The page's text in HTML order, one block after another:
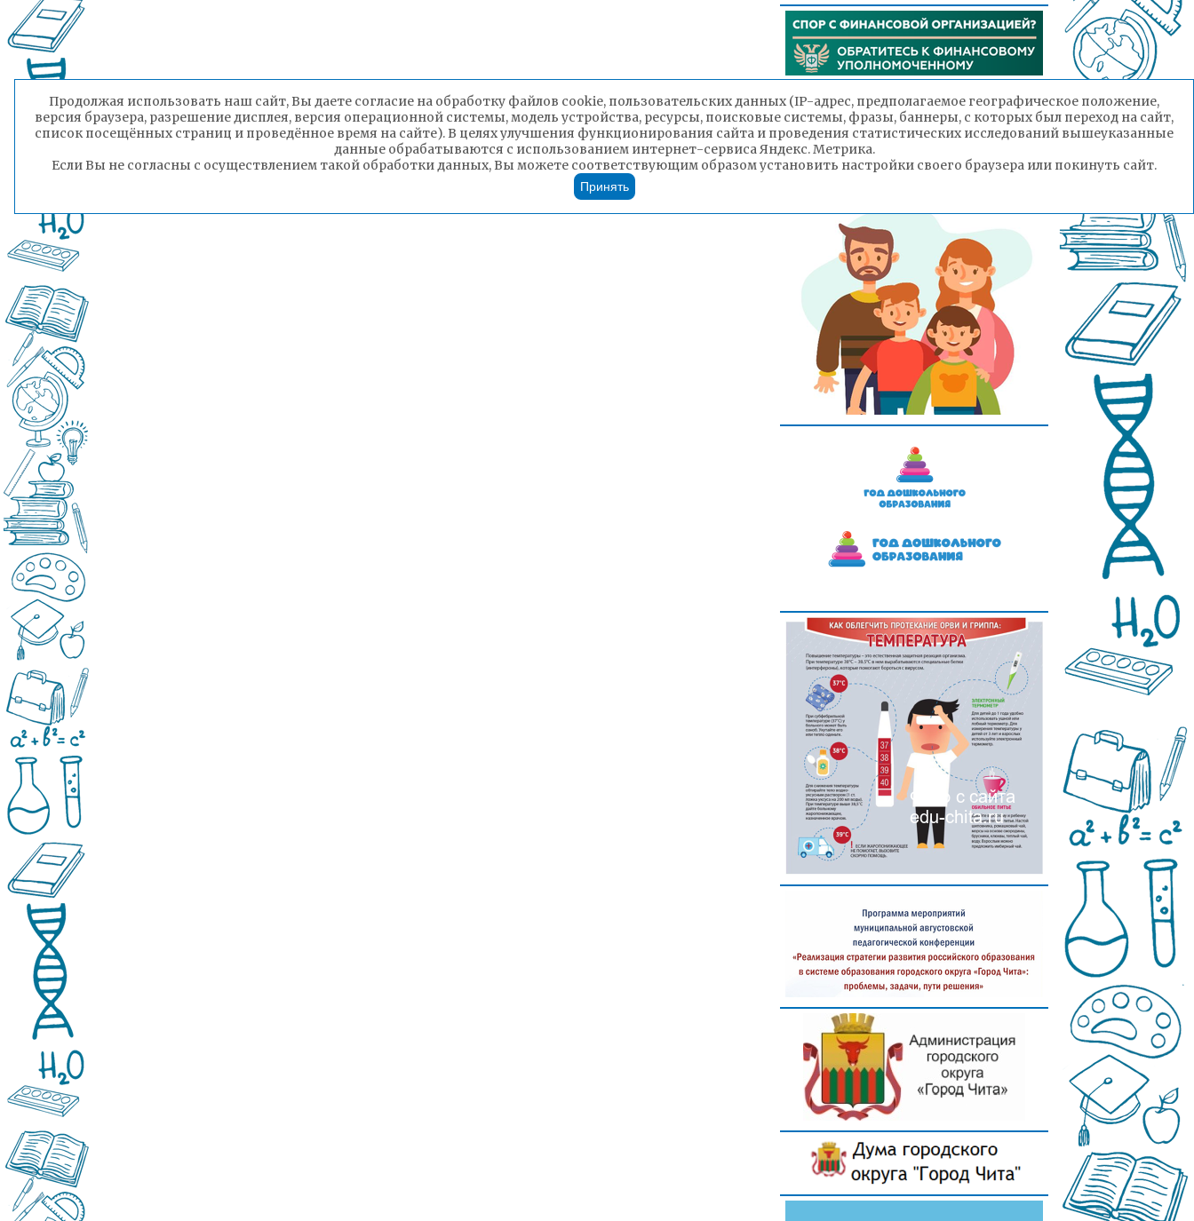
Продолжая использовать наш сайт, Вы даете согласие на обработку файлов cookie, пользовательских данных (IP-адрес, предполагаемое географическое положение,
версия браузера, разрешение дисплея, версия операционной системы, модель устройства, ресурсы, поисковые системы, фразы, баннеры, с которых был переход на сайт,
список посещённых страниц и проведённое время на сайте). В целях улучшения функционирования сайта и проведения статистических исследований вышеуказанные
данные обрабатываются с использованием интернет-сервиса Яндекс. Метрика.
Если Вы не согласны с осуществлением такой обработки данных, Вы можете соответствующим образом установить настройки своего браузера или покинуть сайт.
Принять